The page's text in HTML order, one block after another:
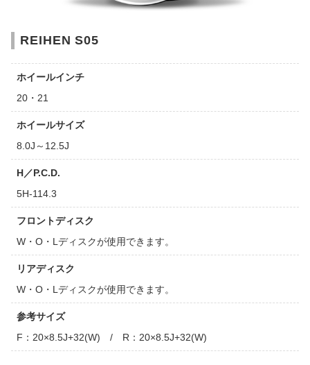
REIHEN S05
ホイールインチ
20・21
ホイールサイズ
8.0J～12.5J
H／P.C.D.
5H-114.3
フロントディスク
W・O・Lディスクが使用できます。
リアディスク
W・O・Lディスクが使用できます。
参考サイズ
F：20×8.5J+32(W) / R：20×8.5J+32(W)